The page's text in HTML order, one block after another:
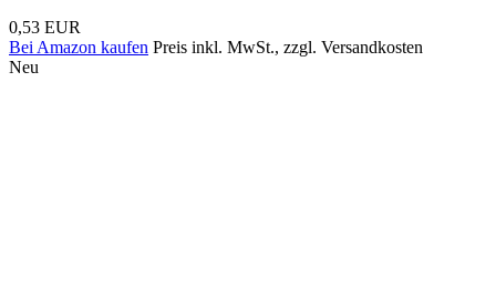
0,53 EUR
Bei Amazon kaufen Preis inkl. MwSt., zzgl. Versandkosten
Neu